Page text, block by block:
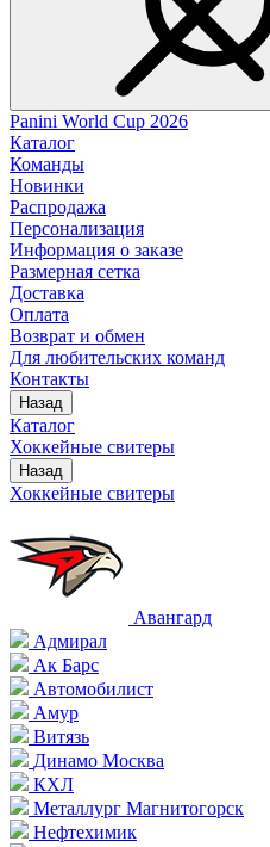
Panini World Cup 2026
Каталог
Команды
Новинки
Распродажа
Персонализация
Информация о заказе
Размерная сетка
Доставка
Оплата
Возврат и обмен
Для любительских команд
Контакты
Назад
Каталог
Хоккейные свитеры
Назад
Хоккейные свитеры
Авангард
Адмирал
Ак Барс
Автомобилист
Амур
Витязь
Динамо Москва
КХЛ
Металлург Магнитогорск
Нефтехимик